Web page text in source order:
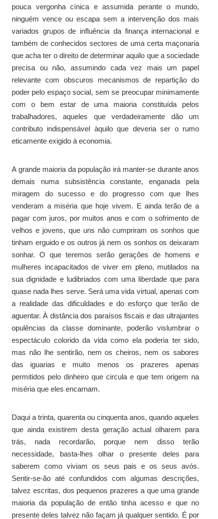
pouca vergonha cínica e assumida perante o mundo,
ninguém vence ou escapa sem a intervenção dos mais
variados grupos de influência da finança internacional e
também de conhecidos sectores de uma certa maçonaria
que acha ter o direito de determinar aquilo que a sociedade
precisa ou não, assumindo cada vez mais um papel
relevante com obscuros mecanismos de repartição do
poder pelo espaço social, sem se preocupar minimamente
com o bem estar de uma maioria constituída pelos
trabalhadores, aqueles que verdadeiramente dão um
contributo indispensável àquilo que deveria ser o rumo
eticamente exigido à economia.
A grande maioria da população irá manter-se durante anos
demais numa subsistência constante, enganada pela
miragem do sucesso e do progresso com que lhes
venderam a miséria que hoje vivem. E ainda terão de a
pagar com juros, por muitos anos e com o sofrimento de
velhos e jovens, que uns não cumpriram os sonhos que
tinham erguido e os outros já nem os sonhos os deixaram
sonhar. O que teremos serão gerações de homens e
mulheres incapacitados de viver em pleno, mutilados na
sua dignidade e ludibriados com uma liberdade que para
quase nada lhes serve. Será uma vida virtual, apenas com
a realidade das dificuldades e do esforço que terão de
aguentar. À distância dos paraísos fiscais e das ultrajantes
opulências da classe dominante, poderão vislumbrar o
espectáculo colorido da vida como ela poderia ter sido,
mas não lhe sentirão, nem os cheiros, nem os sabores
das iguarias e muito menos os prazeres apenas
permitidos pelo dinheiro que circula e que tem origem na
miséria que eles encarnam.
Daqui a trinta, quarenta ou cinquenta anos, quando aqueles
que ainda existirem desta geração actual olharem para
trás, nada recordarão, porque nem disso terão
necessidade, basta-lhes olhar o presente deles para
saberem como viviam os seus pais e os seus avós.
Sentir-se-ão até confundidos com algumas descrições,
talvez escritas, dos pequenos prazeres a que uma grande
maioria da população de então tinha acesso e que no
presente deles talvez não façam já qualquer sentido. É por